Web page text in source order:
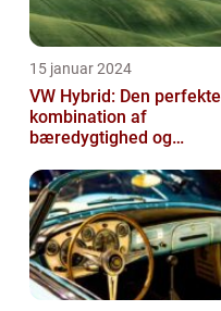
15 januar 2024
VW Hybrid: Den perfekte
kombination af
bæredygtighed og